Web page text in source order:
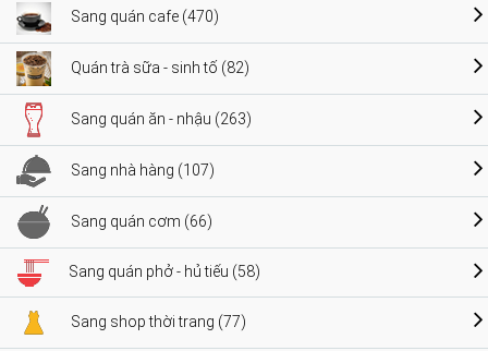
Sang quán cafe (470)
Quán trà sữa - sinh tố (82)
Sang quán ăn - nhậu (263)
Sang nhà hàng (107)
Sang quán cơm (66)
Sang quán phở - hủ tiếu (58)
Sang shop thời trang (77)